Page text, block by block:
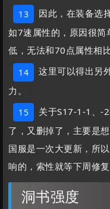
13
因此，在装备选
如7速属性的，原因很简
低，无法和70点属性相比
14
这里可以得出另
力。
15
关于S17-1-1、-
了，又删掉了，主要是
国服是一次大更新，所
响的，索性就等下周修
洞书强度